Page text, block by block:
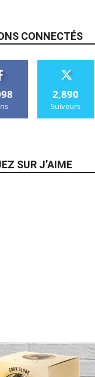
CONNECTÉS
2,890
Suiveurs
SUR J’AIME